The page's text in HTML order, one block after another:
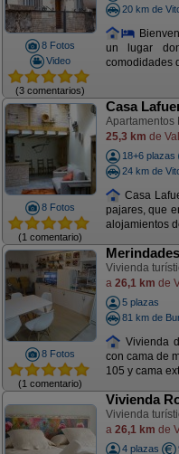
8 Fotos
Video
(3 comentarios)
20 km de
un lugar
comodidades
8 Fotos
(1 comentario)
Casa
Apartamentos
25,3 km de
18+6 plazas
24 km de
Casa
pajares, que
alojamientos
8 Fotos
(1 comentario)
Vivienda
a 26,1 km de
5 plazas
81 km de
Vivienda
con cama de
105 y cama
Vivienda
Vivienda
a 26,1 km de
4 plazas